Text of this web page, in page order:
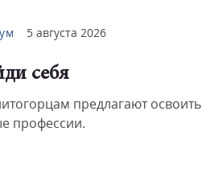
5 августа 2026
себя
предлагают освоить
профессии.